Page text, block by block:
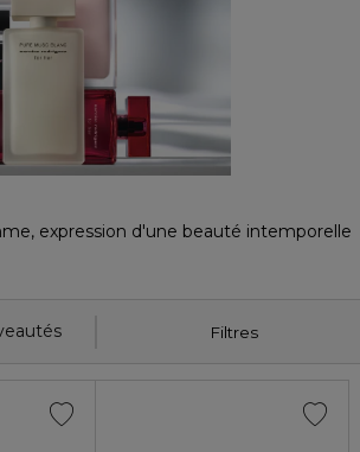
expression d'une beauté intemporelle.
Filtres